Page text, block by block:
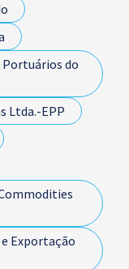
Portuários do
Ltda.-EPP
Exportação